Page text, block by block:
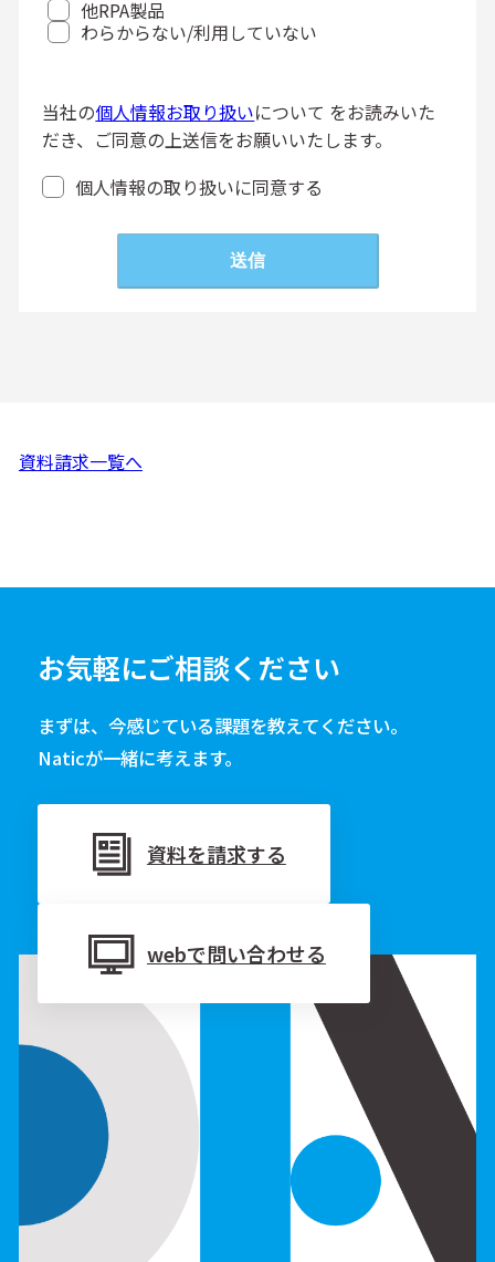
他RPA製品
わらからない/利用していない
当社の個人情報お取り扱いについて をお読みいた
だき、ご同意の上送信をお願いいたします。
個人情報の取り扱いに同意する
送信
資料請求一覧へ
お気軽にご相談ください
まずは、今感じている課題を教えてください。
Naticが一緒に考えます。
資料を請求する
webで問い合わせる